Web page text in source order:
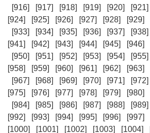
[916] [917] [918] [919] [920] [921]
[924]
[925] [926] [927] [928] [929]
[933]
[934] [935] [936] [937] [938]
[941]
[942] [943] [944] [945] [946]
[950]
[951] [952] [953] [954] [955]
[958]
[959] [960] [961] [962] [963]
[967]
[968] [969] [970] [971] [972]
[975]
[976] [977] [978] [979] [980]
[984]
[985] [986] [987] [988] [989]
[992]
[993] [994] [995] [996] [997]
[1000]
[1001] [1002] [1003] [1004]